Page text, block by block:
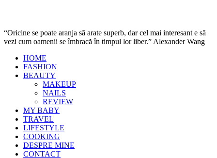
“Oricine se poate aranja să arate superb, dar cel mai interesant e să
vezi cum oamenii se îmbracă în timpul lor liber.” Alexander Wang
HOME
FASHION
BEAUTY
MAKEUP
NAILS
REVIEW
MY BABY
TRAVEL
LIFESTYLE
COOKING
DESPRE MINE
CONTACT